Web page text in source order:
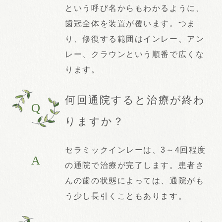
という呼び名からもわかるように、
歯冠全体を装置が覆います。つま
り、修復する範囲はインレー、アン
レー、クラウンという順番で広くな
ります。
Q
何回通院すると治療が終わ
りますか？
A
セラミックインレーは、3～4回程度
の通院で治療が完了します。患者さ
んの歯の状態によっては、通院がも
う少し長引くこともあります。